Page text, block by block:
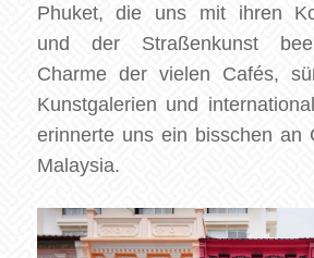
Phuket, die uns mit ihren
und der Straßenkunst
Charme der vielen Cafés,
Kunstgalerien und
erinnerte uns ein bisschen an
Malaysia.